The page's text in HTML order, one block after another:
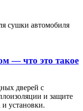
сушки автомобиля
— что это такое
дверей с
и защите
и установки.